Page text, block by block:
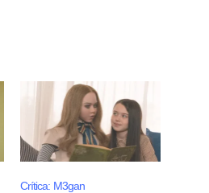
Crítica: M3gan